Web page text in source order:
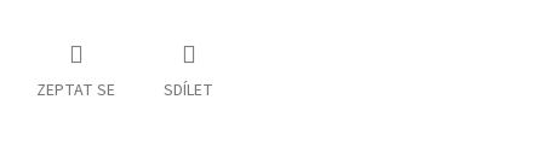
ZEPTAT SE SDÍLET